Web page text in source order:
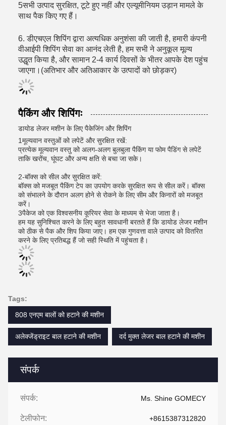
संपर्क
संपर्क: Ms. Shine GOMECY
टेलीफोन: +8615387312820
5सभी उत्पाद सुरक्षित, टूटे हुए नहीं और एल्यूमीनियम उड़ान मामले के
साथ पैक किए गए हैं।
6. डीएचएल शिपिंग द्वारा अत्यधिक अनुशंसा की जाती है, हमारी कंपनी
वीआईपी शिपिंग सेवा का आनंद लेती है, हम सभी ने अनुकूल मूल्य
उद्धृत किया है, और सामान 2-4 कार्य दिवसों के भीतर आपके देश पहुंच
जाएगा।(अतिभार और अतिआकार के उत्पादों को छोड़कर)
पैकिंग और शिपिंगः
डायोड लेजर मशीन के लिए पैकेजिंग और शिपिंग
1मूल्यवान वस्तुओं को लपेटें और सुरक्षित रखें:
प्रत्येक मूल्यवान वस्तु को अलग-अलग बुलबुला पैकिंग या फोम पैडिंग से लपेटें
ताकि खरोंच, घूंघट और अन्य क्षति से बचा जा सके।
2-बॉक्स को सील और सुरक्षित करें:
बॉक्स को मजबूत पैकिंग टेप का उपयोग करके सुरक्षित रूप से सील करें। बॉक्स
को संभालने के दौरान अलग होने से रोकने के लिए सीम और किनारों को मजबूत
करें।
3पैकेज को एक विश्वसनीय कूरियर सेवा के माध्यम से भेजा जाता है।
हम यह सुनिश्चित करने के लिए बहुत सावधानी बरतते हैं कि डायोड लेजर मशीन
को ठीक से पैक और शिप किया जाए। हम एक गुणवत्ता वाले उत्पाद को वितरित
करने के लिए प्रतिबद्ध हैं जो सही स्थिति में पहुंचता है।
Tags:
808 एनएम बालों को हटाने की मशीन
अलेक्जेंड्राइट बाल हटाने की मशीन दर्द मुक्त लेजर बाल हटाने की मशीन